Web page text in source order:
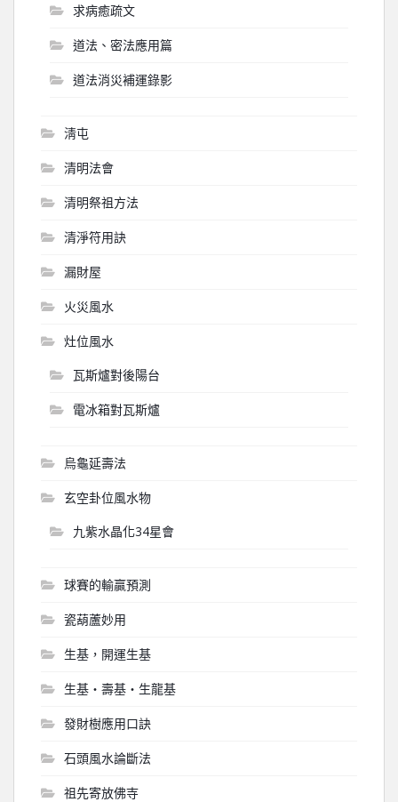
求病癒疏文
道法、密法應用篇
道法消災補運錄影
淸屯
清明法會
清明祭祖方法
清淨符用訣
漏財屋
火災風水
灶位風水
瓦斯爐對後陽台
電冰箱對瓦斯爐
烏龜延壽法
玄空卦位風水物
九紫水晶化34星會
球賽的輸贏預測
瓷葫蘆妙用
生基，開運生基
生基‧壽基‧生龍基
發財樹應用口訣
石頭風水論斷法
祖先寄放佛寺